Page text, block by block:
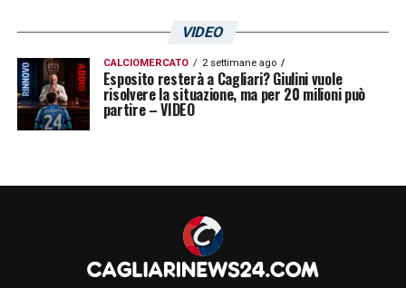
VIDEO
CALCIOMERCATO 2 settimane ago
Esposito resterà a Cagliari? Giulini vuole
risolvere la situazione, ma per 20 milioni può
partire – VIDEO